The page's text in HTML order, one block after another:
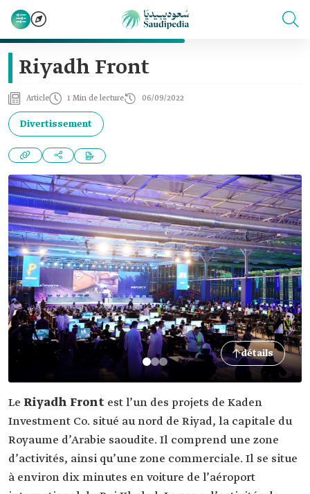
Riyadh Front
Article 1 Min de lecture 06/09/2022
Divertissement
détails
Le Riyadh Front est l’un des projets de Kaden
Investment Co. situé au nord de Riyad, la capitale du
Royaume d’Arabie saoudite. Il comprend une zone
d’activités, ainsi qu’une zone commerciale. Il se situe
à environ dix minutes en voiture de l’aéroport